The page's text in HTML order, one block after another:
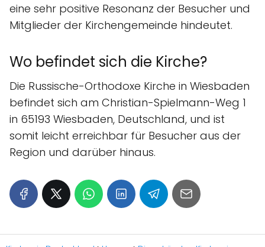
eine sehr positive Resonanz der Besucher und
Mitglieder der Kirchengemeinde hindeutet.
Wo befindet sich die Kirche?
Die Russische-Orthodoxe Kirche in Wiesbaden
befindet sich am Christian-Spielmann-Weg 1
in 65193 Wiesbaden, Deutschland, und ist
somit leicht erreichbar für Besucher aus der
Region und darüber hinaus.